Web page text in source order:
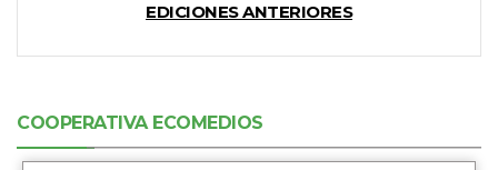
EDICIONES ANTERIORES
COOPERATIVA ECOMEDIOS